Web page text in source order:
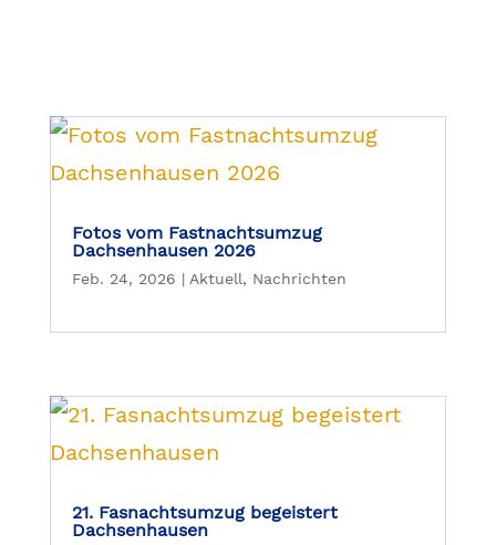
Fotos vom Fastnachtsumzug
Dachsenhausen 2026
Feb. 24, 2026 | Aktuell, Nachrichten
21. Fasnachtsumzug begeistert
Dachsenhausen